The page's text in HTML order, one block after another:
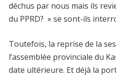
déchus par nous mais ils
du PPRD? » se sont-ils
Toutefois, la reprise de la
l’assemblée provinciale du
date ultérieure. Et déjà la